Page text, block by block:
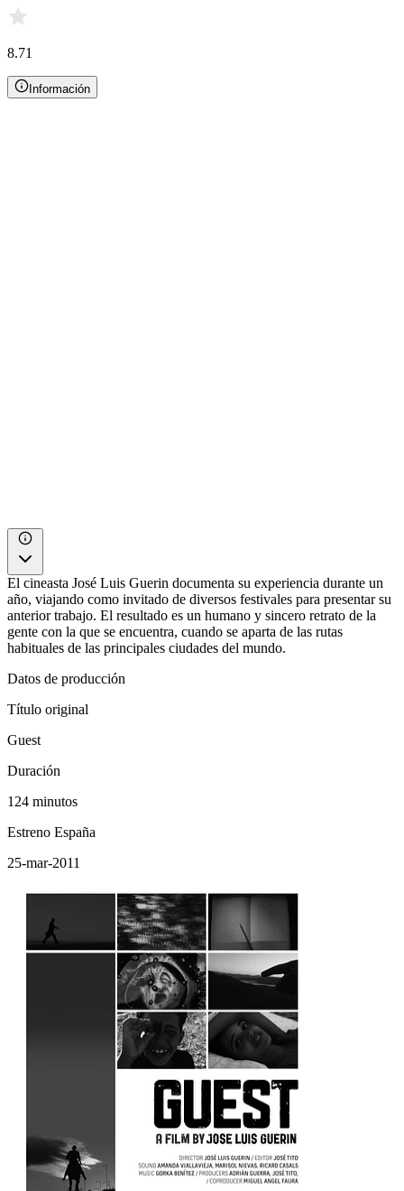
8.71
Información
El cineasta José Luis Guerin documenta su experiencia durante un
año, viajando como invitado de diversos festivales para presentar su
anterior trabajo. El resultado es un humano y sincero retrato de la
gente con la que se encuentra, cuando se aparta de las rutas
habituales de las principales ciudades del mundo.
Datos de producción
Título original
Guest
Duración
124 minutos
Estreno España
25-mar-2011